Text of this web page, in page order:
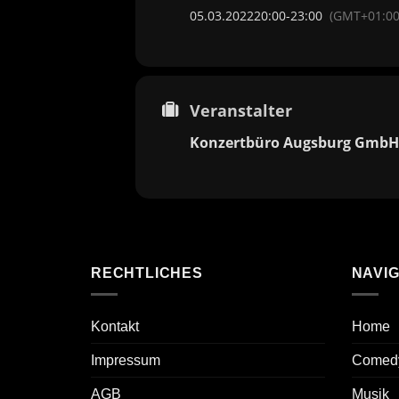
05.03.202220:00-23:00
Veranstalter
Konzertbüro Augsburg GmbH
RECHTLICHES
Kontakt
Impressum
AGB
Home
Musik